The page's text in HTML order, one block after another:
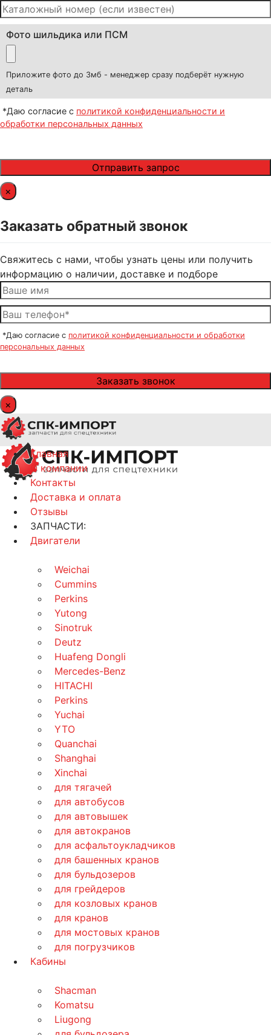
Фото шильдика или ПСМ
Приложите фото до 3мб - менеджер сразу подберёт нужную
деталь
*Даю согласие с политикой конфиденциальности и
обработки персональных данных
×
Заказать обратный звонок
Свяжитесь с нами, чтобы узнать цены или получить
информацию о наличии, доставке и подборе
*Даю согласие с политикой конфиденциальности и обработки
персональных данных
×
Главная
О компании
Контакты
Доставка и оплата
Отзывы
ЗАПЧАСТИ:
Двигатели
Weichai
Cummins
Perkins
Yutong
Sinotruk
Deutz
Huafeng Dongli
Mercedes-Benz
HITACHI
Perkins
Yuchai
YTO
Quanchai
Shanghai
Xinchai
для тягачей
для автобусов
для автовышек
для автокранов
для асфальтоукладчиков
для башенных кранов
для бульдозеров
для грейдеров
для козловых кранов
для кранов
для мостовых кранов
для погрузчиков
Кабины
Shacman
Komatsu
Liugong